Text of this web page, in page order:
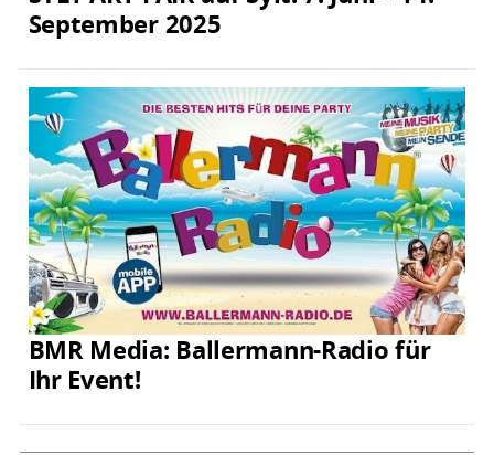
September 2025
BMR Media: Ballermann-Radio für
Ihr Event!